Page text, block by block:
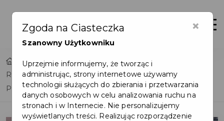
Home
Lista aktualności
Radość, ruch i rywalizacja – Olimpiada Sportowa
Przedszkolaka
×
Zgoda na Ciasteczka
Szanowny Użytkowniku
Uprzejmie informujemy, że tworząc i
administrując, strony internetowe używamy
technologii służących do zbierania i przetwarzania
danych osobowych w celu analizowania ruchu na
stronach i w Internecie. Nie personalizujemy
wyświetlanych treści. Realizując rozporządzenie